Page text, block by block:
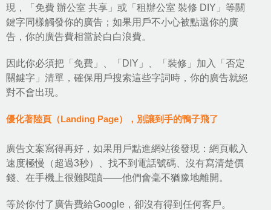
現，「免費 辦公室 共享」或「租辦公室 裝修 DIY」等關
鍵字同樣觸發你的廣告；如果用戶不小心被點選你的廣
告，你的廣告費相當於白白浪費。
因此你必須把「免費」、「DIY」、「裝修」加入「否定
關鍵字」清單，確保用戶搜索這些字詞時，你的廣告就絕
對不會出現。
優化著陸頁（Landing Page），別讓到手的鴨子飛了
廣告文案寫得再好，如果用戶點進網站後發現：網頁載入
速度極慢（超過3秒）、找不到電話號碼、沒有寫清楚價
錢、在手機上很難閱讀——他們會毫不猶豫地離開。
等於你付了廣告費給Google，卻沒有得到任何客戶。